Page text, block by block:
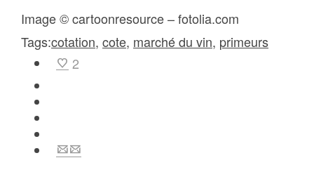
Image © cartoonresource – fotolia.com
Tags:cotation, cote, marché du vin, primeurs
2